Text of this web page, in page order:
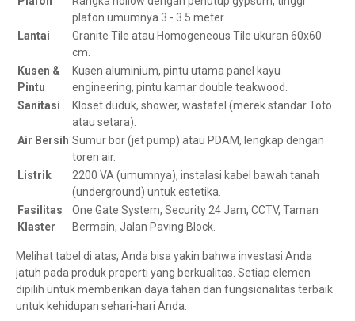
plafon umumnya 3 - 3.5 meter.
Lantai
Granite Tile atau Homogeneous Tile ukuran 60x60
cm.
Kusen &
Pintu
Kusen aluminium, pintu utama panel kayu
engineering, pintu kamar double teakwood.
Sanitasi
Kloset duduk, shower, wastafel (merek standar Toto
atau setara).
Air Bersih Sumur bor (jet pump) atau PDAM, lengkap dengan
toren air.
Listrik
2200 VA (umumnya), instalasi kabel bawah tanah
(underground) untuk estetika.
Fasilitas
Klaster
One Gate System, Security 24 Jam, CCTV, Taman
Bermain, Jalan Paving Block.
Melihat tabel di atas, Anda bisa yakin bahwa investasi Anda
jatuh pada produk properti yang berkualitas. Setiap elemen
dipilih untuk memberikan daya tahan dan fungsionalitas terbaik
untuk kehidupan sehari-hari Anda.